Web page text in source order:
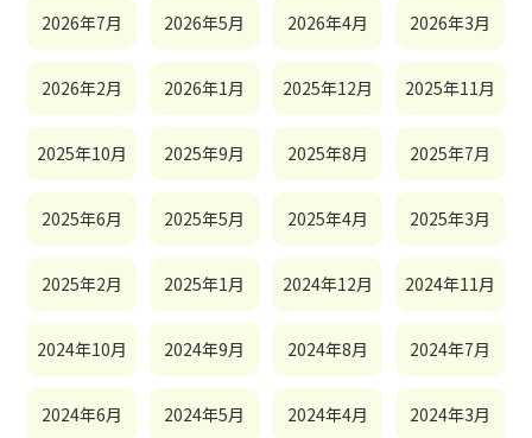
2026年7月 2026年5月 2026年4月 2026年3月
2026年2月 2026年1月 2025年12月 2025年11月
2025年10月 2025年9月 2025年8月 2025年7月
2025年6月 2025年5月 2025年4月 2025年3月
2025年2月 2025年1月 2024年12月 2024年11月
2024年10月 2024年9月 2024年8月 2024年7月
2024年6月 2024年5月 2024年4月 2024年3月